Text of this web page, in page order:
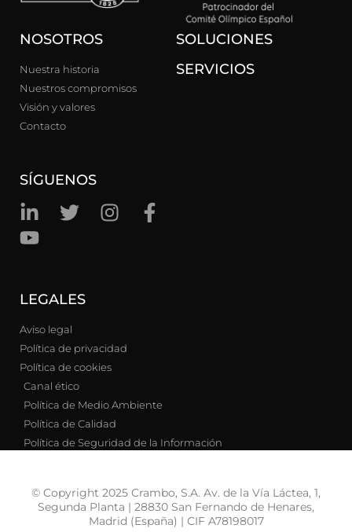
NOSOTROS
Nuestra historia
Nuestros compromisos
Visión y valores
Contacto
SÍGUENOS
SOLUCIONES
SERVICIOS
LEGALES
Aviso legal
Política de privacidad
Política de cookies
Canal ético
Política de Medio Ambiente
Política de Calidad
Política de Seguridad de la Información
© Copyright 2025 Crambo, S.A. Av. de la Vía Láctea, 1,
Segunda Planta | 28830 San Fernando de Henares,
Madrid (España) | CIF A78198017